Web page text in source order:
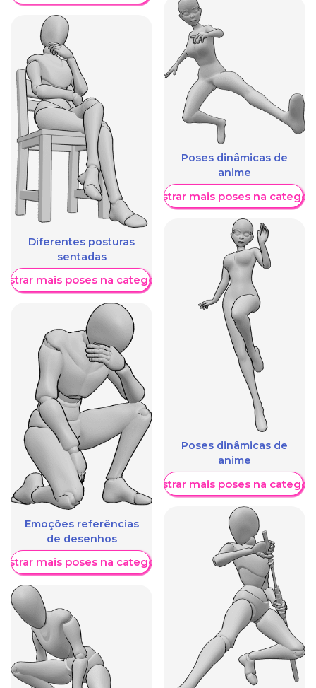
Diferentes posturas
sentadas
mais poses na categoria
Emoções referências
de desenhos
mais poses na categoria
Poses dinâmicas de
anime
Mostrar mais poses na
Poses dinâmicas de
anime
Mostrar mais poses na